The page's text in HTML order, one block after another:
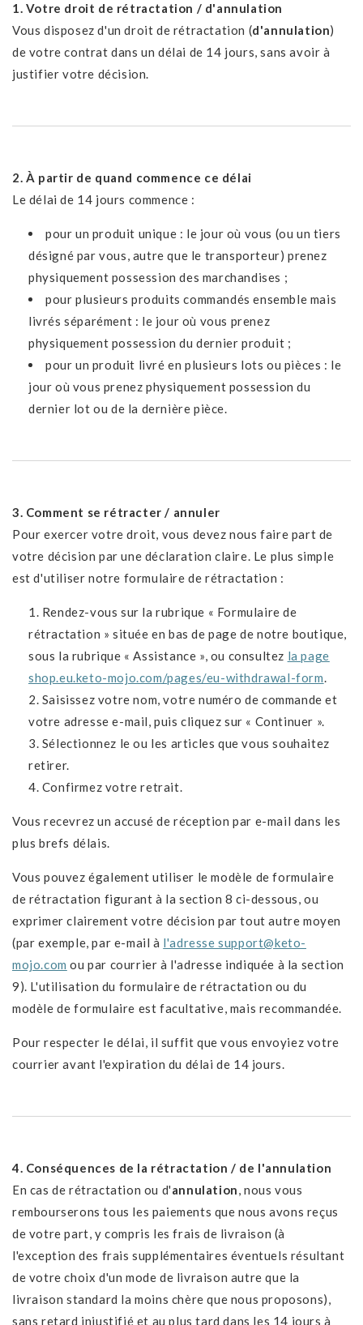
1. Votre droit de rétractation / d'annulation
Vous disposez d'un droit de rétractation (d'annulation)
de votre contrat dans un délai de 14 jours, sans avoir à
justifier votre décision.
2. À partir de quand commence ce délai
Le délai de 14 jours commence :
pour un produit unique : le jour où vous (ou un tiers
désigné par vous, autre que le transporteur) prenez
physiquement possession des marchandises ;
pour plusieurs produits commandés ensemble mais
livrés séparément : le jour où vous prenez
physiquement possession du dernier produit ;
pour un produit livré en plusieurs lots ou pièces : le
jour où vous prenez physiquement possession du
dernier lot ou de la dernière pièce.
3. Comment se rétracter / annuler
Pour exercer votre droit, vous devez nous faire part de
votre décision par une déclaration claire. Le plus simple
est d'utiliser notre formulaire de rétractation :
Rendez-vous sur la rubrique « Formulaire de
rétractation » située en bas de page de notre boutique,
sous la rubrique « Assistance », ou consultez la page
shop.eu.keto-mojo.com/pages/eu-withdrawal-form.
Saisissez votre nom, votre numéro de commande et
votre adresse e-mail, puis cliquez sur « Continuer ».
Sélectionnez le ou les articles que vous souhaitez
retirer.
Confirmez votre retrait.
Vous recevrez un accusé de réception par e-mail dans les
plus brefs délais.
Vous pouvez également utiliser le modèle de formulaire
de rétractation figurant à la section 8 ci-dessous, ou
exprimer clairement votre décision par tout autre moyen
(par exemple, par e-mail à l'adresse support@keto-
mojo.com ou par courrier à l'adresse indiquée à la section
9). L'utilisation du formulaire de rétractation ou du
modèle de formulaire est facultative, mais recommandée.
Pour respecter le délai, il suffit que vous envoyiez votre
courrier avant l'expiration du délai de 14 jours.
4. Conséquences de la rétractation / de l'annulation
En cas de rétractation ou d'annulation, nous vous
rembourserons tous les paiements que nous avons reçus
de votre part, y compris les frais de livraison (à
l'exception des frais supplémentaires éventuels résultant
de votre choix d'un mode de livraison autre que la
livraison standard la moins chère que nous proposons),
sans retard injustifié et au plus tard dans les 14 jours à